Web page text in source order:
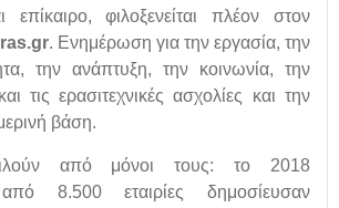
επίκαιρο, φιλοξενείται πλέον στον
. Ενημέρωση για την εργασία, την
την ανάπτυξη, την κοινωνία, την
τις ερασιτεχνικές ασχολίες και την
βάση.
από μόνοι τους: το 2018
από 8.500 εταιρίες δημοσίευσαν